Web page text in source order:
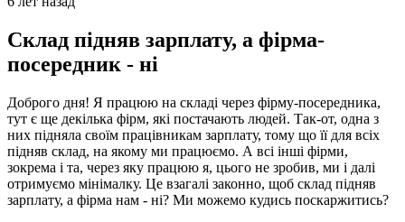
Склад підняв зарплату, а фірма-
посередник - ні
Доброго дня! Я працюю на складі через фірму-посередника,
тут є ще декілька фірм, які постачають людей. Так-от, одна з
них підняла своїм працівникам зарплату, тому що її для всіх
підняв склад, на якому ми працюємо. А всі інші фірми,
зокрема і та, через яку працюю я, цього не зробив, ми і далі
отримуємо мінімалку. Це взагалі законно, щоб склад підняв
зарплату, а фірма нам - ні? Ми можемо кудись поскаржитись?